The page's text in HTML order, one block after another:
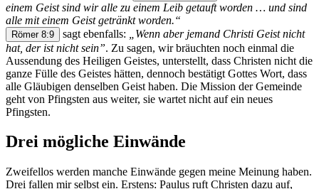
einem Geist sind wir alle zu einem Leib getauft worden … und sind
alle mit einem Geist getränkt worden.“
Römer 8:9 sagt ebenfalls:
„Wenn aber jemand Christi Geist nicht
hat, der ist nicht sein”. Zu sagen, wir bräuchten noch einmal die
Aussendung des Heiligen Geistes, unterstellt, dass Christen nicht die
ganze Fülle des Geistes hätten, dennoch bestätigt Gottes Wort, dass
alle Gläubigen denselben Geist haben. Die Mission der Gemeinde
geht von Pfingsten aus weiter, sie wartet nicht auf ein neues
Pfingsten.
Drei mögliche Einwände
Zweifellos werden manche Einwände gegen meine Meinung haben.
Drei fallen mir selbst ein. Erstens: Paulus ruft Christen dazu auf,